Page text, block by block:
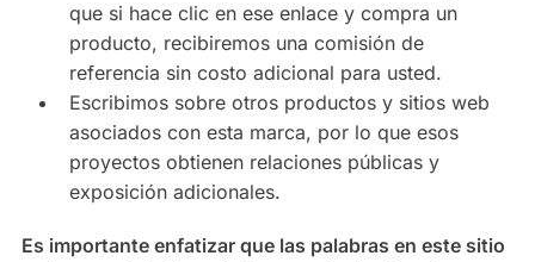
que si hace clic en ese enlace y compra un
producto, recibiremos una comisión de
referencia sin costo adicional para usted.
Escribimos sobre otros productos y sitios web
asociados con esta marca, por lo que esos
proyectos obtienen relaciones públicas y
exposición adicionales.
Es importante enfatizar que las palabras en este sitio